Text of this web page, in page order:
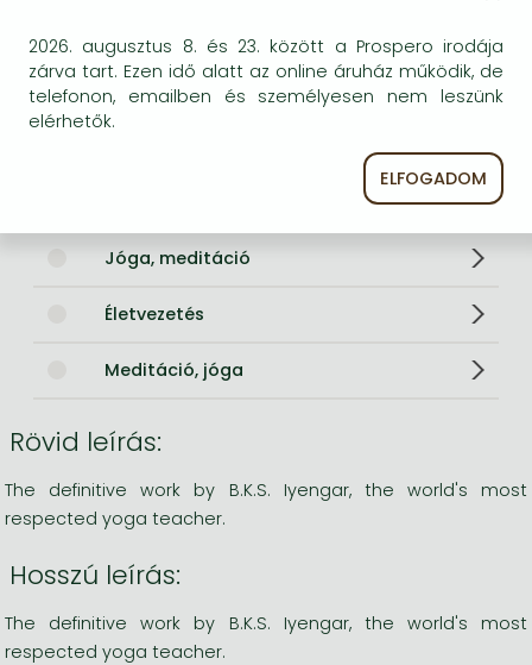
Súly
1220 g
Nyelv
angol
Illusztrációk
(600 integrated b/w line drawings)
0
Jóga, meditáció
Életvezetés
Meditáció, jóga
Rövid leírás:
The definitive work by B.K.S. Iyengar, the world's most
respected yoga teacher.
Hosszú leírás:
The definitive work by B.K.S. Iyengar, the world's most
respected yoga teacher.
2026. augusztus 8. és 23. között a Prospero irodája
zárva tart. Ezen idő alatt az online áruház működik, de
telefonon, emailben és személyesen nem leszünk
elérhetők.
ELFOGADOM